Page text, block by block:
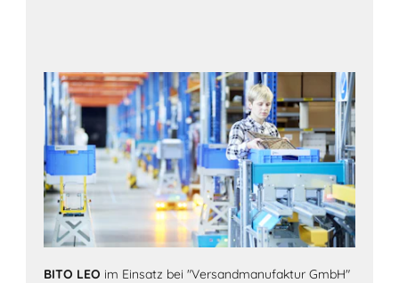
BITO LEO im Einsatz bei "Versandmanufaktur GmbH"